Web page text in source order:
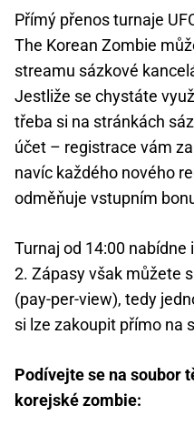
Přímý přenos turnaje
The Korean Zombie
streamu sázkové
Jestliže se chystáte
třeba si na stránkách
účet – registrace vám
navíc každého nového
odměňuje vstupním
Turnaj od 14:00
2. Zápasy však můžete
(pay-per-view), tedy
si lze zakoupit přímo na
Podívejte se na soubor
korejské zombie: